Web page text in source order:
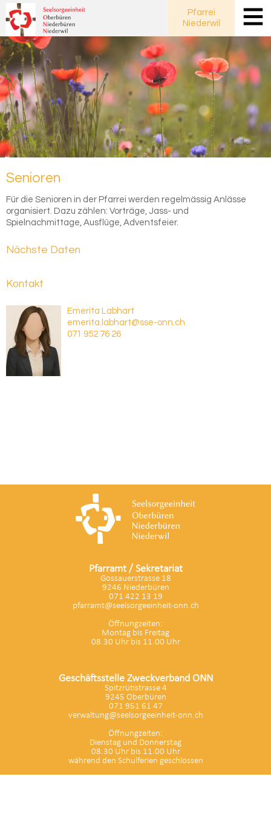
Pfarrei
Niederwil
Se­nio­ren
Für die Senioren in der Pfarrei werden regelmässig Anlässe
organisiert. Dazu zählen: Vorträge, Jass- und
Spielnachmittage, Ausflüge, Adventsfeier.
Nächste Daten
Kontakt
Emerita Labhart
emerita.labhart@sse-onn.ch
071 952 76 26
Pfarramt / Sekretariat
Gossauerstrasse 18
9246 Niederbüren
071 422 13 19
pfarramt@seelsorgeeinheit-onn.ch
Öffnungzeiten:
Montag bis Freitag
08.30 Uhr bis 11.00 Uhr
Geschäftsstelle Zweckverband ONN
Spitzrütistrasse 4
9245 Oberbüren
071 951 61 47
verwaltung@seelsorgeeinheit-onn.ch
Öffnungzeiten:
Dienstag und Donnerstag
08.30 Uhr bis 11.00 Uhr
während den Schulferien geschlossen